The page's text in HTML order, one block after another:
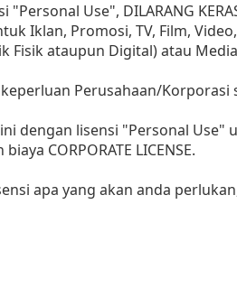
"Personal Use", DILARANG
Iklan, Promosi, TV, Film,
Fisik ataupun Digital) atau
Perusahaan/Korporasi
dengan lisensi "Personal Use"
CORPORATE LICENSE.
apa yang akan anda